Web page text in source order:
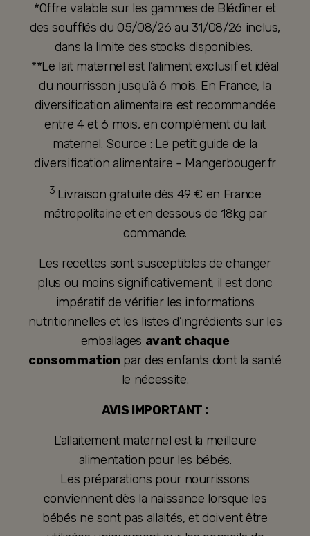
*Offre valable sur les gammes de Blédîner et
des soufflés du 05/08/26 au 31/08/26 inclus,
dans la limite des stocks disponibles.
**Le lait maternel est l’aliment exclusif et idéal
du nourrisson jusqu’à 6 mois. En France, la
diversification alimentaire est recommandée
entre 4 et 6 mois, en complément du lait
maternel. Source : Le petit guide de la
diversification alimentaire - Mangerbouger.fr
3 Livraison gratuite dès 49 € en France
métropolitaine et en dessous de 18kg par
commande.
Les recettes sont susceptibles de changer
plus ou moins significativement, il est donc
impératif de vérifier les informations
nutritionnelles et les listes d’ingrédients sur les
emballages avant chaque
consommation par des enfants dont la santé
le nécessite.
AVIS IMPORTANT :
L’allaitement maternel est la meilleure
alimentation pour les bébés.
Les préparations pour nourrissons
conviennent dès la naissance lorsque les
bébés ne sont pas allaités, et doivent être